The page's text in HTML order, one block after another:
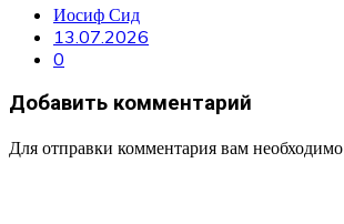
Иосиф Сид
13.07.2026
0
Добавить комментарий
Для отправки комментария вам необходимо